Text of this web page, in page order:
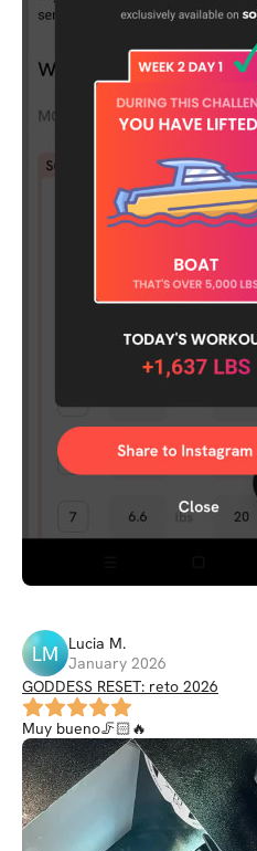
LM Lucia M.
January 2026
GODDESS RESET: reto 2026
Muy bueno🦵🏻🔥